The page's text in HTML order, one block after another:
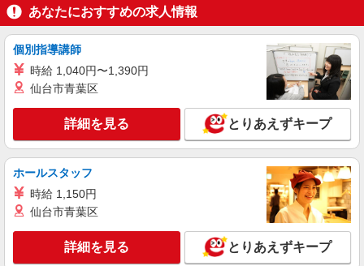
給：200,000円〜220,000円 ・資格手当：10,000〜
30,000円 ・役職手当：10,000〜70,000円 ・処遇改
善手当：20,000〜60,000円（勤続年数、保有資格
により変動） ・固定残業手当：20,000円（10時
間） ※固定残業時間を超過する場合には超過勤務
手当として別途支給 下記資格をお持ちの方歓迎 ・
認知症介護基礎研修 ・初任者研修 ・実務者研修
・介護福祉士 など
武蔵村山市
キープ 詳細を見る
株式会社kotrio /●TC-H-1974606
NEW
武蔵砂川｜未経験でも簡単！障がい者デイで
軽作業サポート＆ケア
時給1600円〜2250円 ＜日払い有/週払い有/交
武蔵村山市 ＊来社不要・面接なし
キープ 詳細を見る
あなたにおすすめの求人情報
個別指導講師
時給 1,040円〜1,390円
仙台市青葉区
詳細を見る とりあえずキープ
ホールスタッフ
時給 1,150円
仙台市青葉区
詳細を見る とりあえずキープ